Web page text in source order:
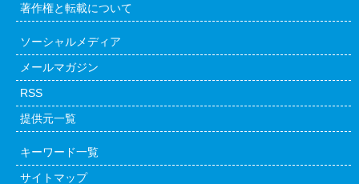
著作権と転載について
ソーシャルメディア
メールマガジン
RSS
提供元一覧
キーワード一覧
サイトマップ